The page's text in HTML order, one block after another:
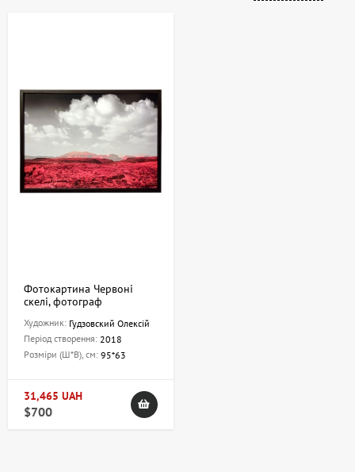
Фотокартина Червоні
скелі, фотограф
Художник: Гудзовский Олексій
Період створення: 2018
Розміри (Ш*В), см: 95*63
31,465 UAH
$700